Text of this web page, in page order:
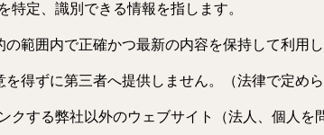
特定、識別できる情報を指します。
の範囲内で正確かつ最新の内容を保持して利用し
を得ずに第三者へ提供しません。（法律で定め
クする弊社以外のウェブサイト（法人、個人